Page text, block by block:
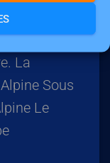
par Alpine
La
Sous
Le